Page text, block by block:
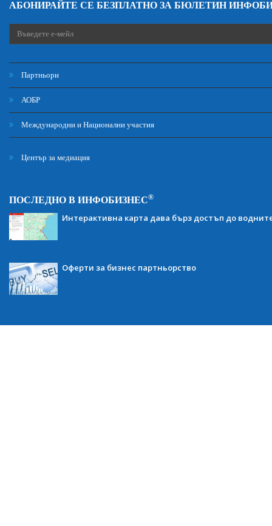
АБОНИРАЙТЕ СЕ БЕЗПЛАТНО ЗА БЮЛЕТИН
Партньори
АОБР
Международни и Национални участия
Център за медиация
ПОСЛЕДНО В ИНФОБИЗНЕС®
Интерактивна карта дава бърз достъп до
Оферти за бизнес партньорство